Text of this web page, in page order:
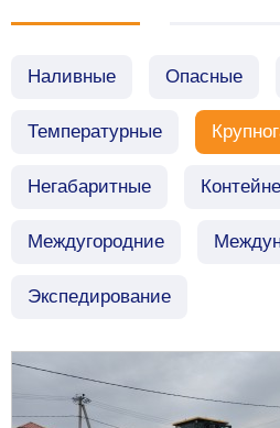
Наливные Опасные
Температурные
Негабаритные
Междугородние
Экспедирование